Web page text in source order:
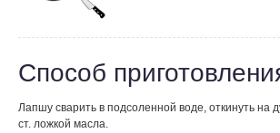
Способ
Лапшу сварить в подсоленной воде, откинуть на
ст. ложкой масла.